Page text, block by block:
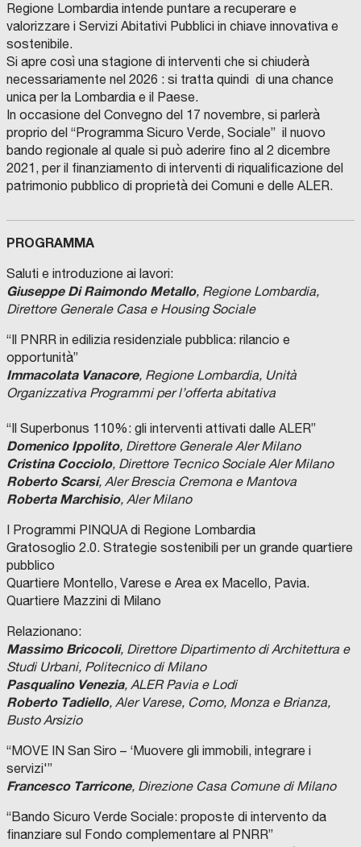
Regione Lombardia intende puntare a recuperare e
valorizzare i Servizi Abitativi Pubblici in chiave innovativa e
sostenibile.
Si apre così una stagione di interventi che si chiuderà
necessariamente nel 2026 : si tratta quindi di una chance
unica per la Lombardia e il Paese.
In occasione del Convegno del 17 novembre, si parlerà
proprio del “Programma Sicuro Verde, Sociale” il nuovo
bando regionale al quale si può aderire fino al 2 dicembre
2021, per il finanziamento di interventi di riqualificazione del
patrimonio pubblico di proprietà dei Comuni e delle ALER.
PROGRAMMA
Saluti e introduzione ai lavori:
Giuseppe Di Raimondo Metallo, Regione Lombardia,
Direttore Generale Casa e Housing Sociale
“Il PNRR in edilizia residenziale pubblica: rilancio e
opportunità”
Immacolata Vanacore, Regione Lombardia, Unità
Organizzativa Programmi per l’offerta abitativa
“Il Superbonus 110%: gli interventi attivati dalle ALER”
Domenico Ippolito, Direttore Generale Aler Milano
Cristina Cocciolo, Direttore Tecnico Sociale Aler Milano
Roberto Scarsi, Aler Brescia Cremona e Mantova
Roberta Marchisio, Aler Milano
I Programmi PINQUA di Regione Lombardia
Gratosoglio 2.0. Strategie sostenibili per un grande quartiere
pubblico
Quartiere Montello, Varese e Area ex Macello, Pavia.
Quartiere Mazzini di Milano
Relazionano:
Massimo Bricocoli, Direttore Dipartimento di Architettura e
Studi Urbani, Politecnico di Milano
Pasqualino Venezia, ALER Pavia e Lodi
Roberto Tadiello, Aler Varese, Como, Monza e Brianza,
Busto Arsizio
“MOVE IN San Siro – ‘Muovere gli immobili, integrare i
servizi'”
Francesco Tarricone, Direzione Casa Comune di Milano
“Bando Sicuro Verde Sociale: proposte di intervento da
finanziare sul Fondo complementare al PNRR”